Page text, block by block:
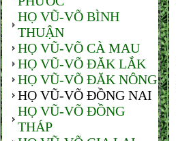
HỌ VŨ-VÕ BÌNH
THUẬN
HỌ VŨ-VÕ CÀ MAU
HỌ VŨ-VÕ ĐĂK LẮK
HỌ VŨ-VÕ ĐĂK NÔNG
HỌ VŨ-VÕ ĐỒNG NAI
HỌ VŨ-VÕ ĐỒNG
THÁP